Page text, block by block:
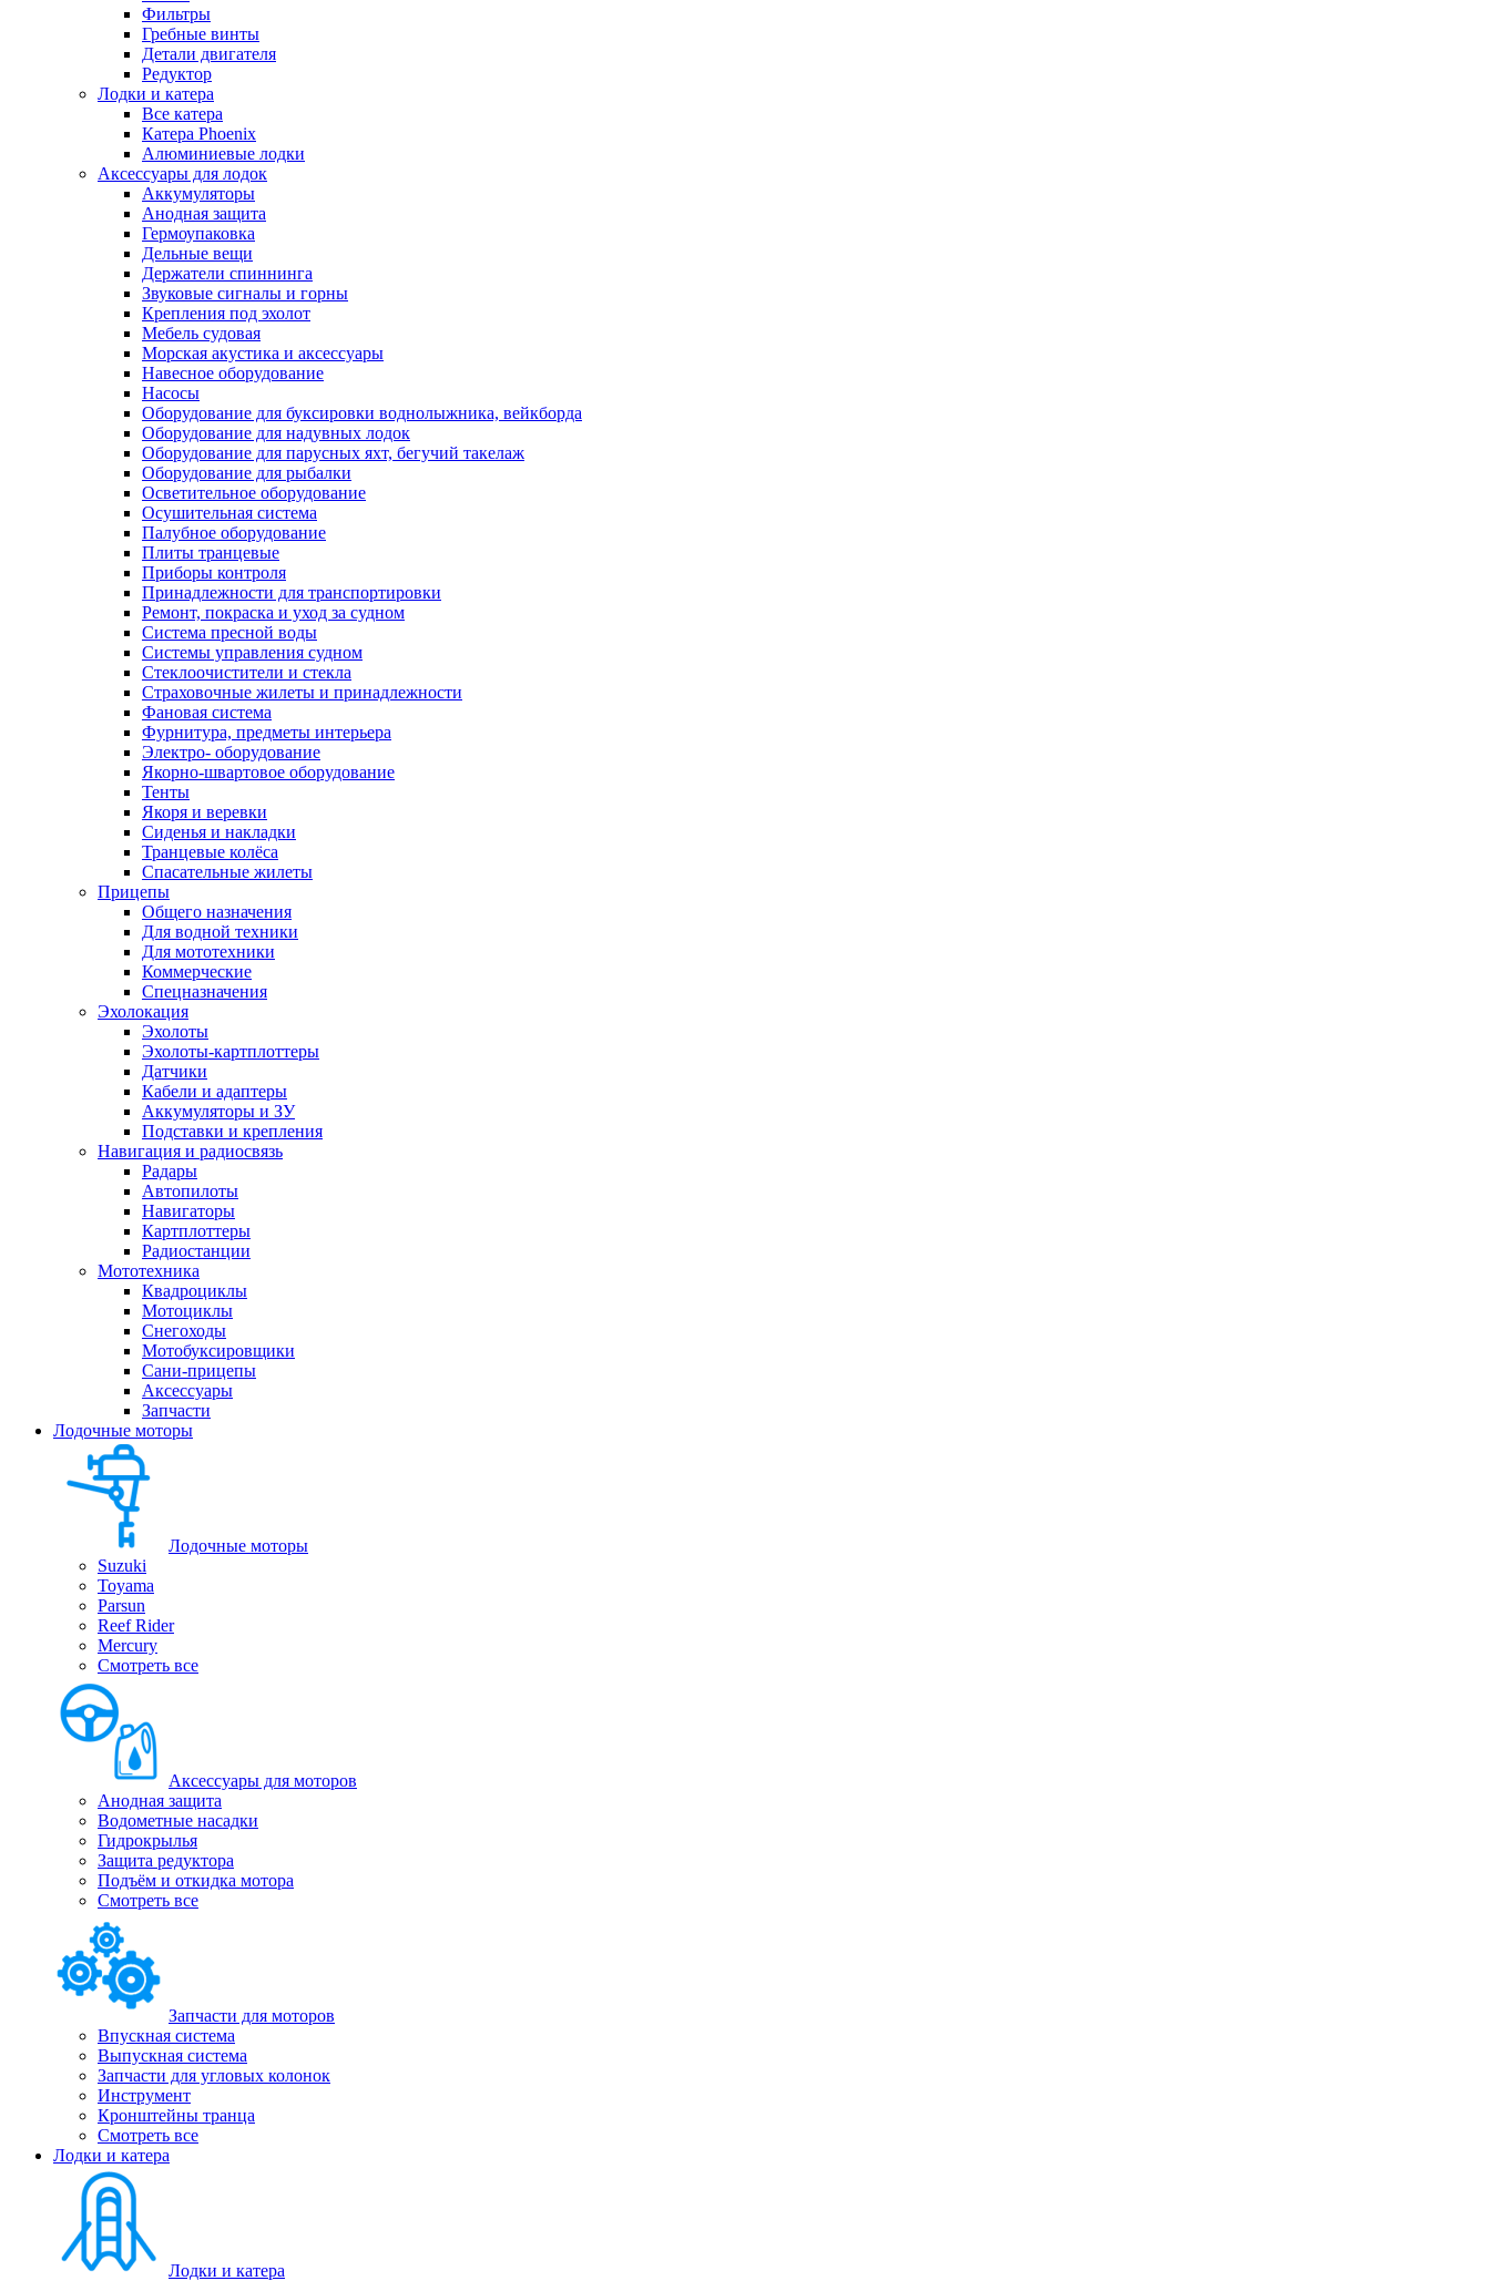
Фильтры
Гребные винты
Детали двигателя
Редуктор
Лодки и катера
Все катера
Катера Phoenix
Алюминиевые лодки
Аксессуары для лодок
Аккумуляторы
Анодная защита
Гермоупаковка
Дельные вещи
Держатели спиннинга
Звуковые сигналы и горны
Крепления под эхолот
Мебель судовая
Морская акустика и аксессуары
Навесное оборудование
Насосы
Оборудование для буксировки воднолыжника, вейкборда
Оборудование для надувных лодок
Оборудование для парусных яхт, бегучий такелаж
Оборудование для рыбалки
Осветительное оборудование
Осушительная система
Палубное оборудование
Плиты транцевые
Приборы контроля
Принадлежности для транспортировки
Ремонт, покраска и уход за судном
Система пресной воды
Системы управления судном
Стеклоочистители и стекла
Страховочные жилеты и принадлежности
Фановая система
Фурнитура, предметы интерьера
Электро- оборудование
Якорно-швартовое оборудование
Тенты
Якоря и веревки
Сиденья и накладки
Транцевые колёса
Спасательные жилеты
Прицепы
Общего назначения
Для водной техники
Для мототехники
Коммерческие
Спецназначения
Эхолокация
Эхолоты
Эхолоты-картплоттеры
Датчики
Кабели и адаптеры
Аккумуляторы и ЗУ
Подставки и крепления
Навигация и радиосвязь
Радары
Автопилоты
Навигаторы
Картплоттеры
Радиостанции
Мототехника
Квадроциклы
Мотоциклы
Снегоходы
Мотобуксировщики
Сани-прицепы
Аксессуары
Запчасти
Лодочные моторы
Лодочные моторы
Suzuki
Toyama
Parsun
Reef Rider
Mercury
Смотреть все
Аксессуары для моторов
Анодная защита
Водометные насадки
Гидрокрылья
Защита редуктора
Подъём и откидка мотора
Смотреть все
Запчасти для моторов
Впускная система
Выпускная система
Запчасти для угловых колонок
Инструмент
Кронштейны транца
Смотреть все
Лодки и катера
Лодки и катера